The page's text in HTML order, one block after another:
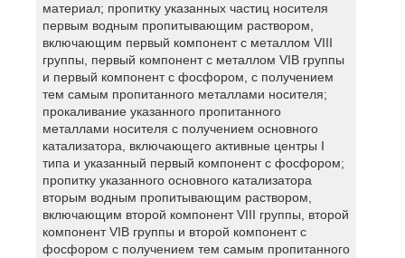
материал; пропитку указанных частиц носителя
первым водным пропитывающим раствором,
включающим первый компонент с металлом VIII
группы, первый компонент с металлом VIB группы
и первый компонент с фосфором, с получением
тем самым пропитанного металлами носителя;
прокаливание указанного пропитанного
металлами носителя с получением основного
катализатора, включающего активные центры I
типа и указанный первый компонент с фосфором;
пропитку указанного основного катализатора
вторым водным пропитывающим раствором,
включающим второй компонент VIII группы, второй
компонент VIB группы и второй компонент с
фосфором с получением тем самым пропитанного